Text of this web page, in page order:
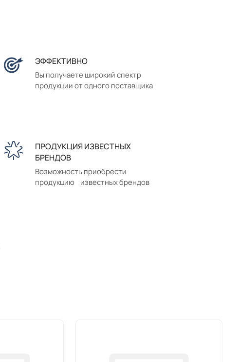
ЭФФЕКТИВНО
Вы получаете широкий спектр
продукции от одного поставщика
ПРОДУКЦИЯ ИЗВЕСТНЫХ
БРЕНДОВ
Возможность приобрести
продукцию известных брендов